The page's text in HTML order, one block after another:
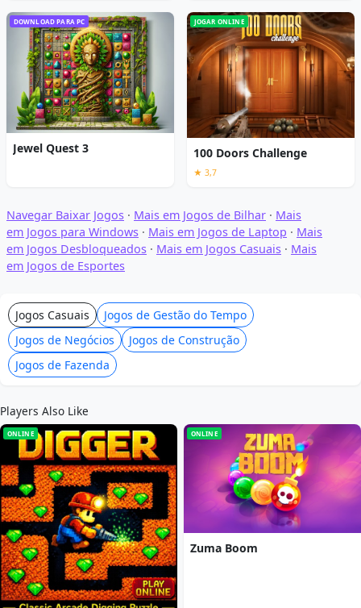
DOWNLOAD PARA PC
Jewel Quest 3
JOGAR ONLINE
100 Doors Challenge
★ 3,7
Navegar Baixar Jogos · Mais em Jogos de Bilhar · Mais
em Jogos para Windows · Mais em Jogos de Laptop · Mais
em Jogos Desbloqueados · Mais em Jogos Casuais · Mais
em Jogos de Esportes
Jogos Casuais
Jogos de Gestão do Tempo
Jogos de Negócios
Jogos de Construção
Jogos de Fazenda
Players Also Like
ONLINE ONLINE
Zuma Boom